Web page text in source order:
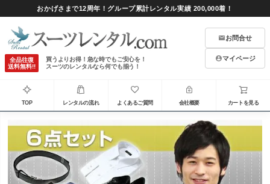
おかげさまで12周年！グループ累計レンタル実績 200,000着！
全品往復
送料無料!!
買うよりお得！急な時でもご安心を！
スーツのレンタルなら何でも揃う！
お問合せ
マイページ
TOP レンタルの流れ よくあるご質問 会社概要 カートを見る